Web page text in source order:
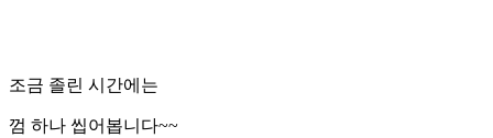
조금 졸린 시간에는
껌 하나 씹어봅니다~~